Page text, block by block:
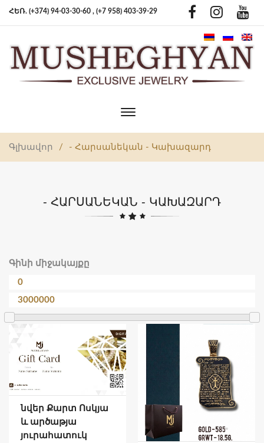
ՀԵՌ. (+374) 94-03-30-60 , (+7 958) 403-39-29
Toggle
navigation
Գլխավոր / - Հարսանեկան - Կախազարդ
- ՀԱՐՍԱՆԵԿԱՆ - ԿԱԽԱԶԱՐԴ
Գինի միջակայքը
նվեր Քարտ Ոսկյա
և արծաթյա
յուրահատուկ